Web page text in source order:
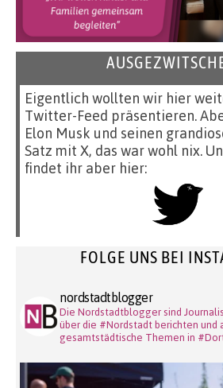
Eigentlich wollten wir hier
Twitter-Feed präsentieren.
Elon Musk und seinen
Satz mit X, das war wohl nix.
findet ihr aber hier:
FOLGE UNS BEI
nordstadtblogger
Die Nordstadtblogger sind
über die #Nordstadt berichten und
gesamtstädtische Themen in